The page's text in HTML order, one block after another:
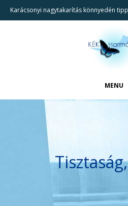
Karácsonyi nagytakarítás könnyedén
MENU
TAKARÍTÁSI
KAPCSOLAT